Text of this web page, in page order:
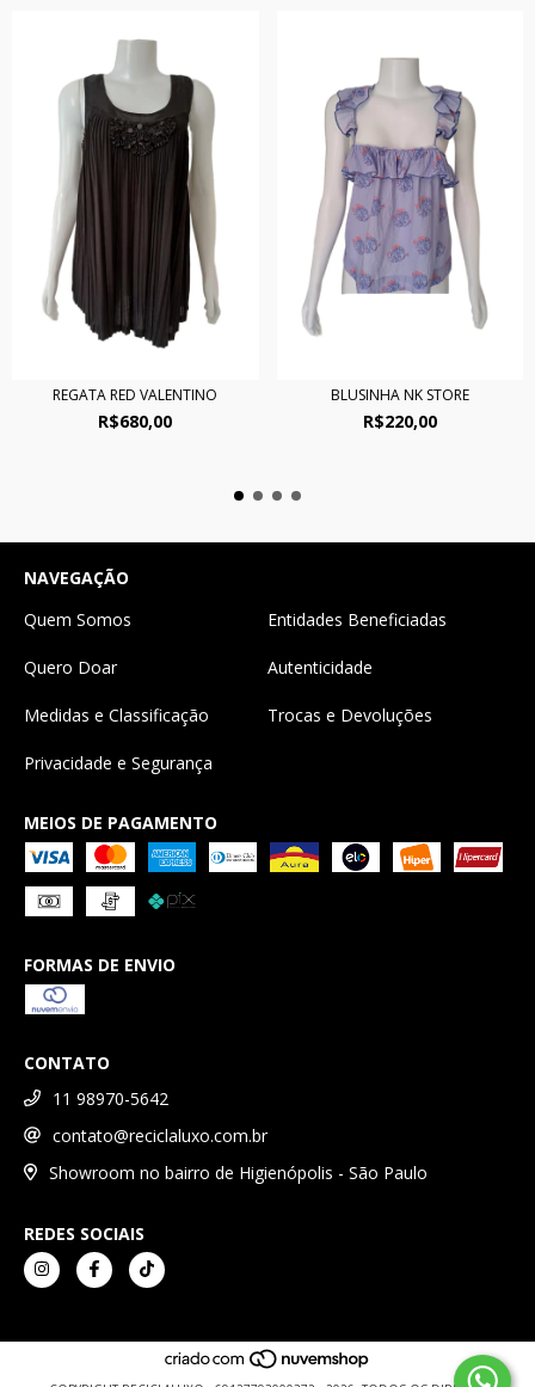
REGATA RED VALENTINO
R$680,00
BLUSINHA NK STORE
R$220,00
NAVEGAÇÃO
Quem Somos
Entidades Beneficiadas
Quero Doar Autenticidade
Medidas e Classificação Trocas e Devoluções
Privacidade e Segurança
MEIOS DE PAGAMENTO
FORMAS DE ENVIO
CONTATO
11 98970-5642
contato@reciclaluxo.com.br
Showroom no bairro de Higienópolis - São Paulo
REDES SOCIAIS